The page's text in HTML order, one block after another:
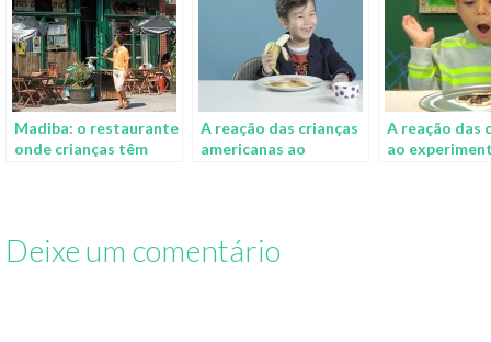
Madiba: o restaurante
onde crianças têm
A reação das crianças
americanas ao
A reação das
ao
Deixe um comentário